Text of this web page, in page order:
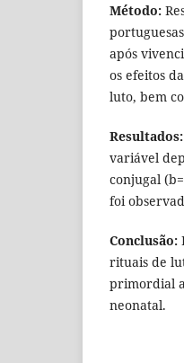
Método:
após
os efeitos
luto, bem
Resultados:
variável
conjugal
foi
Conclusão:
rituais de
primordial
neonatal.